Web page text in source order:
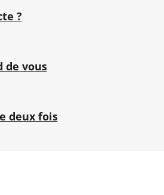
?
de vous
deux fois